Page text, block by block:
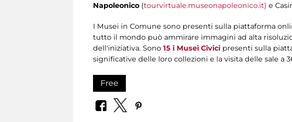
Napoleonico (tourvirtuale.museonapoleonico.it) e
I Musei in Comune sono presenti sulla piattaforma
tutto il mondo può ammirare immagini ad alta
dell'iniziativa. Sono 15 i Musei Civici presenti sulla
significative delle loro collezioni e la visita delle sale a
Free